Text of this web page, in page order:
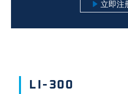
立即注
LI-300